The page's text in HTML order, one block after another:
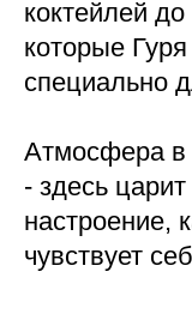
коктейлей
которые
специально
Атмосфера в
- здесь
настроение,
чувствует